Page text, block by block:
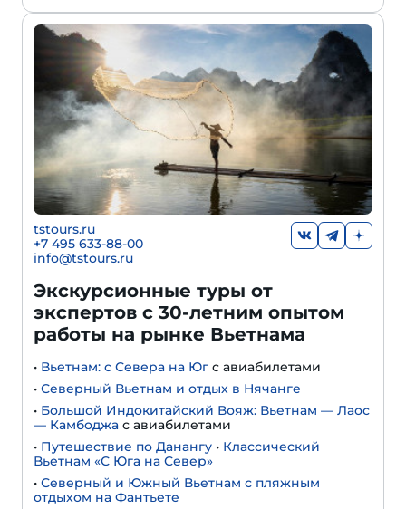
tstours.ru
+7 495 633-88-00
info@tstours.ru
Экскурсионные туры от
экспертов с 30-летним опытом
работы на рынке Вьетнама
• Вьетнам: с Севера на Юг с авиабилетами
• Северный Вьетнам и отдых в Нячанге
• Большой Индокитайский Вояж: Вьетнам — Лаос
— Камбоджа с авиабилетами
• Путешествие по Данангу • Классический
Вьетнам «С Юга на Север»
• Северный и Южный Вьетнам с пляжным
отдыхом на Фантьете